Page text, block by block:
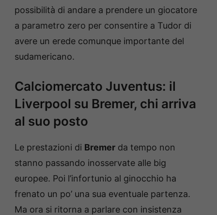
possibilità di andare a prendere un giocatore
a parametro zero per consentire a Tudor di
avere un erede comunque importante del
sudamericano.
Calciomercato Juventus: il
Liverpool su Bremer, chi arriva
al suo posto
Le prestazioni di Bremer da tempo non
stanno passando inosservate alle big
europee. Poi l’infortunio al ginocchio ha
frenato un po’ una sua eventuale partenza.
Ma ora si ritorna a parlare con insistenza